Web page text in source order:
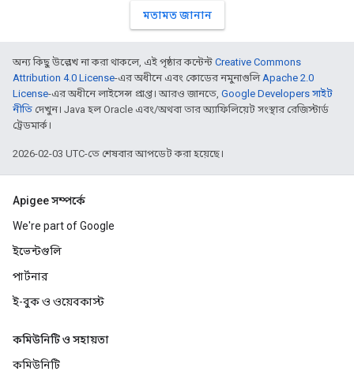
মতামত জানান
অন্য কিছু উল্লেখ না করা থাকলে, এই পৃষ্ঠার কন্টেন্ট Creative Commons
Attribution 4.0 License-এর অধীনে এবং কোডের নমুনাগুলিApache 2.0
License-এর অধীনে লাইসেন্স প্রাপ্ত। আরও জানতে, Google Developers সাইট
নীতি দেখুন। Java হল Oracle এবং/অথবা তার অ্যাফিলিয়েট সংস্থার রেজিস্টার্ড
ট্রেডমার্ক।
2026-02-03 UTC-তে শেষবার আপডেট করা হয়েছে।
Apigee সম্পর্কে
We're part of Google
ইভেন্টগুলি
পার্টনার
ই-বুক ও ওয়েবকাস্ট
কমিউনিটি ও সহায়তা
কমিউনিটি